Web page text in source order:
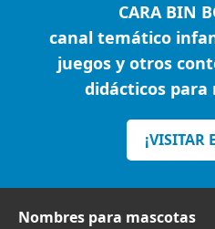
CARA BIN
canal temático
juegos y otros
didácticos para
¡VISITAR
Nombres para mascotas